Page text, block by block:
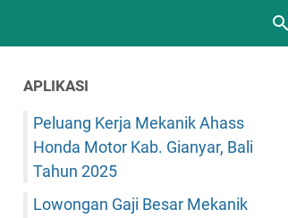
APLIKASI
Peluang Kerja Mekanik Ahass
Honda Motor Kab. Gianyar, Bali
Tahun 2025
Lowongan Gaji Besar Mekanik